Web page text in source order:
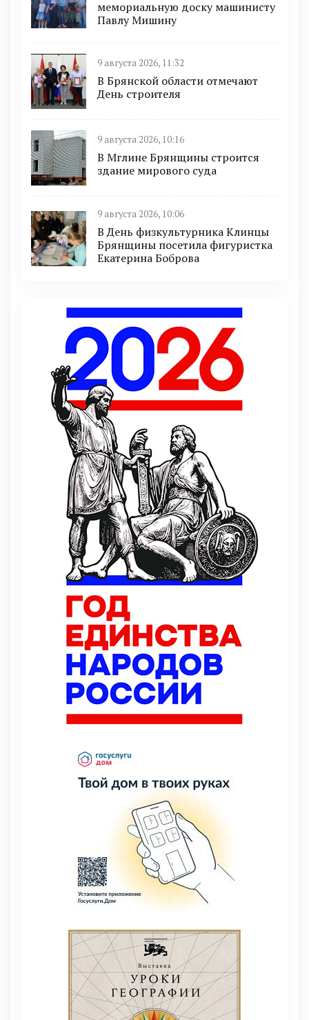
мемориальную доску машинисту
Павлу Мишину
9 августа 2026, 11:32
В Брянской области отмечают
День строителя
9 августа 2026, 10:16
В Мглине Брянщины строится
здание мирового суда
9 августа 2026, 10:06
В День физкультурника Клинцы
Брянщины посетила фигуристка
Екатерина Боброва